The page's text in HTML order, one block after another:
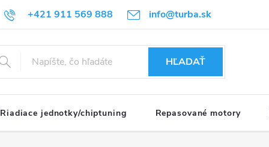
+421 911 569 888 info@turba.sk
GDPR
HĽADAŤ
Riadiace jednotky/chiptuning Repasované motory